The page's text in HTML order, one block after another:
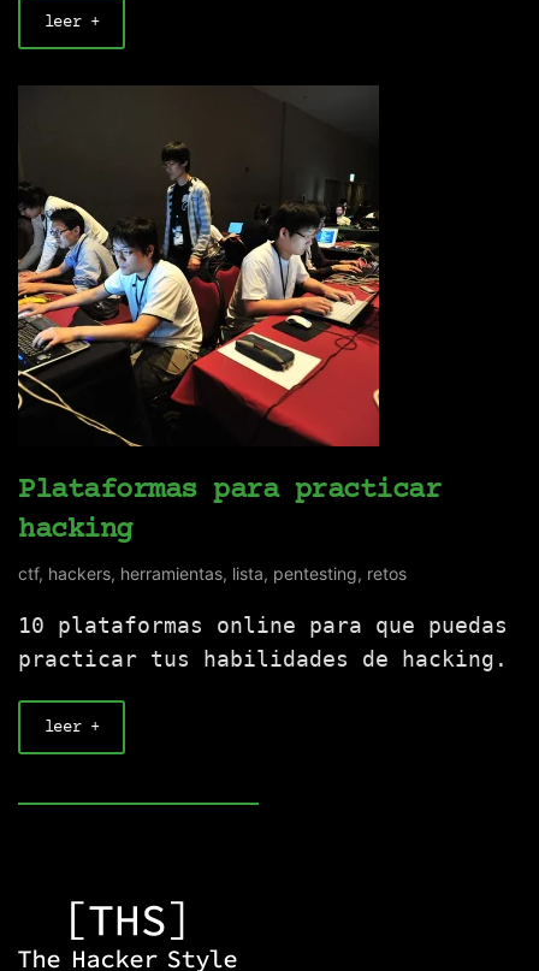
leer +
Plataformas para practicar
hacking
ctf, hackers, herramientas, lista, pentesting, retos
10 plataformas online para que puedas
practicar tus habilidades de hacking.
leer +